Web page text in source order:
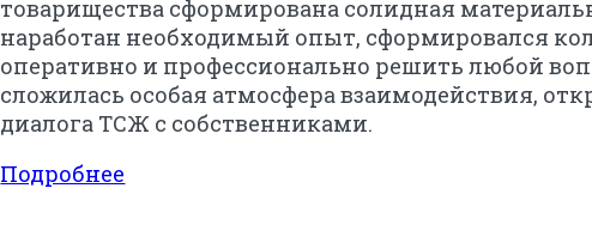
товарищества сформирована солидная
наработан необходимый опыт, сформировался
оперативно и профессионально решить любой
сложилась особая атмосфера взаимодействия,
диалога ТСЖ с собственниками.
Подробнее